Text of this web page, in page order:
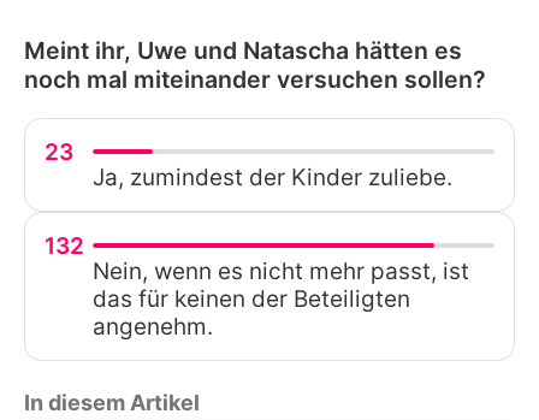
Meint ihr, Uwe und Natascha hätten es
noch mal miteinander versuchen sollen?
23
Ja, zumindest der Kinder zuliebe.
132
Nein, wenn es nicht mehr passt, ist
das für keinen der Beteiligten
angenehm.
In diesem Artikel